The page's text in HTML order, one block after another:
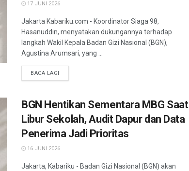
17 JUNI 2026
Jakarta Kabariku.com - Koordinator Siaga 98,
Hasanuddin, menyatakan dukungannya terhadap
langkah Wakil Kepala Badan Gizi Nasional (BGN),
Agustina Arumsari, yang ...
BACA LAGI
BGN Hentikan Sementara MBG Saat
Libur Sekolah, Audit Dapur dan Data
Penerima Jadi Prioritas
16 JUNI 2026
Jakarta, Kabariku - Badan Gizi Nasional (BGN) akan